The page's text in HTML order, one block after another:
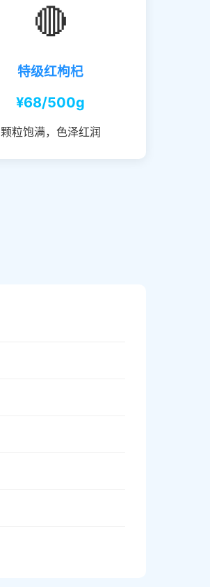
🔴
特级红枸杞
¥68/500g
颗粒饱满，色泽红润